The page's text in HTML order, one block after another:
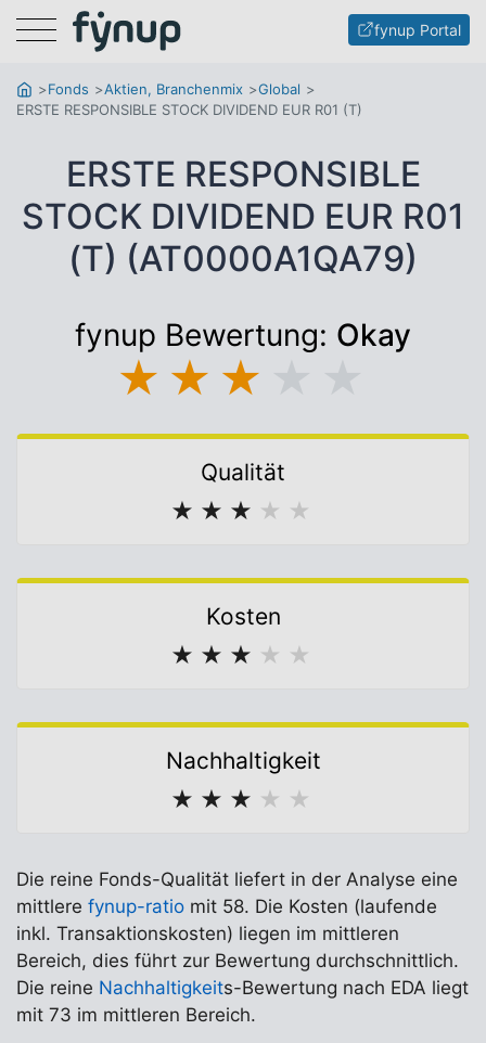
Menu fynup Portal
Fonds Aktien, Branchenmix
Global
ERSTE RESPONSIBLE STOCK DIVIDEND EUR R01 (T)
ERSTE RESPONSIBLE
STOCK DIVIDEND EUR R01
(T) (AT0000A1QA79)
fynup Bewertung: Okay
★ ★ ★
Qualität
★ ★ ★ ★ ★
Kosten
★ ★ ★ ★ ★
Nachhaltigkeit
★ ★ ★ ★ ★
Die reine Fonds-Qualität liefert in der Analyse eine
mittlere fynup-ratio mit 58. Die Kosten (laufende
inkl. Transaktionskosten) liegen im mittleren
Bereich, dies führt zur Bewertung durchschnittlich.
Die reine Nachhaltigkeits-Bewertung nach EDA liegt
mit 73 im mittleren Bereich.